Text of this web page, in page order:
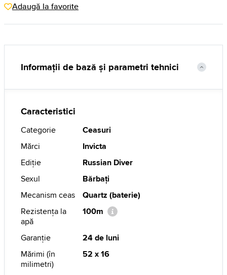
Adaugă la favorite
Informații de bază și parametri tehnici
Caracteristici
Categorie
Ceasuri
Mărci
Invicta
Ediție
Russian Diver
Sexul
Bărbaţi
Mecanism ceas
Quartz (baterie)
Rezistenţa la
apă
100m
Garanţie
24 de luni
Mărimi (în
milimetri)
52 x 16